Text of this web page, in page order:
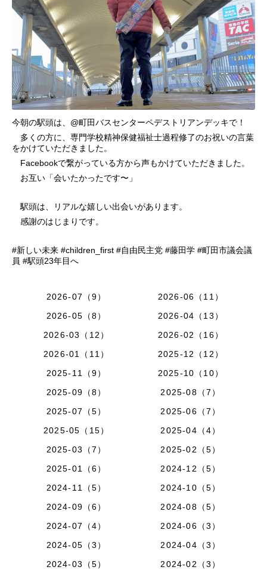
今朝の駅頭は、@町田バスセンターペデストリアンデッキで！
多くの方に、専門学校精神保健福祉士過程修了のお祝いの言葉
をかけていただきました。
Facebookで繋がっている方から声もかけていただきました。
お互い「会いたかったです〜」
駅頭は、リアルな嬉しい出会いがあります。
感謝のはじまりです。
#新しい未来 #children_first #自由民主党 #藤田学 #町田市議会議
員 #駅頭23年目へ
2026-07（9）
2026-06（11）
2026-05（8）
2026-04（13）
2026-03（12）
2026-02（16）
2026-01（11）
2025-12（12）
2025-11（9）
2025-10（10）
2025-09（8）
2025-08（7）
2025-07（5）
2025-06（7）
2025-05（15）
2025-04（4）
2025-03（7）
2025-02（5）
2025-01（6）
2024-12（5）
2024-11（5）
2024-10（5）
2024-09（6）
2024-08（5）
2024-07（4）
2024-06（3）
2024-05（3）
2024-04（3）
2024-03（5）
2024-02（3）